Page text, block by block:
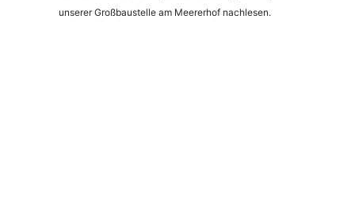
unserer Großbaustelle am Meererhof nachlesen.